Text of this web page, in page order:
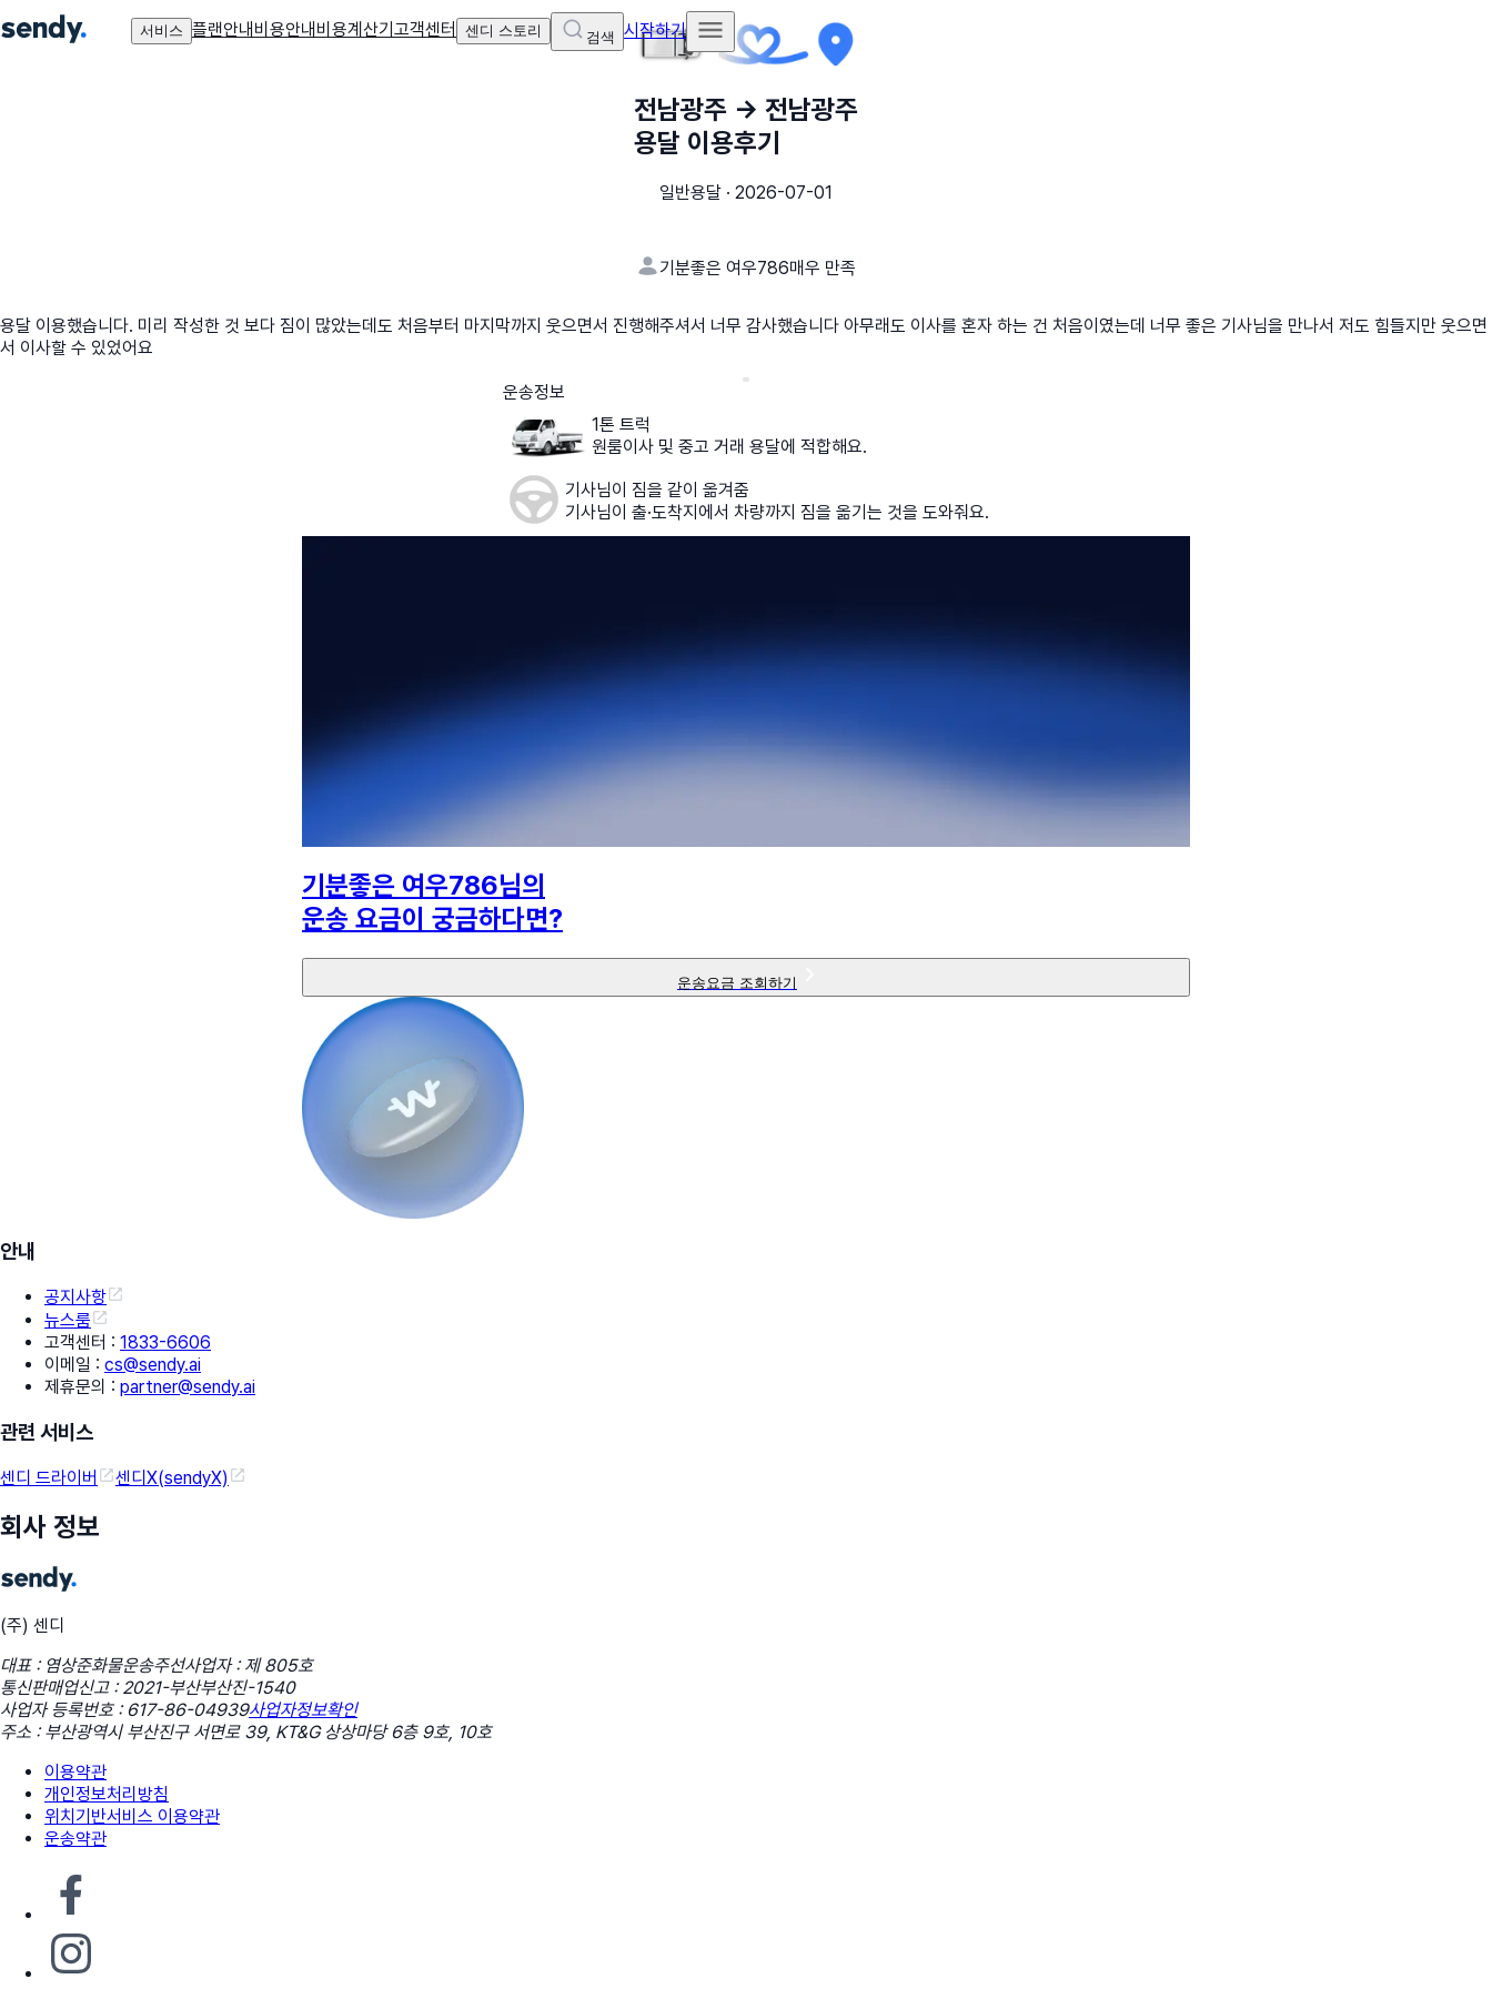
서비스 플랜안내비용안내비용계산기고객센터 센디 스토리 검색 시작하기
전남광주 → 전남광주
용달 이용후기
일반용달 · 2026-07-01
기분좋은 여우786매우 만족
용달 이용했습니다. 미리 작성한 것 보다 짐이 많았는데도 처음부터 마지막까지 웃으면서 진행해주셔서 너무 감사했습니다 아무래도 이사를 혼자 하는 건 처음이였는데 너무 좋은 기사님을 만나서 저도 힘들지만 웃으면
서 이사할 수 있었어요
운송정보
1톤 트럭
원룸이사 및 중고 거래 용달에 적합해요.
기사님이 짐을 같이 옮겨줌
기사님이 출·도착지에서 차량까지 짐을 옮기는 것을 도와줘요.
기분좋은 여우786님의
운송 요금이 궁금하다면?
운송요금 조회하기
안내
공지사항
뉴스룸
고객센터 : 1833-6606
이메일 : cs@sendy.ai
제휴문의 : partner@sendy.ai
관련 서비스
센디 드라이버 센디X(sendyX)
회사 정보
(주) 센디
대표 : 염상준화물운송주선사업자 : 제 805호
통신판매업신고 : 2021-부산부산진-1540
사업자 등록번호 : 617-86-04939사업자정보확인
주소 : 부산광역시 부산진구 서면로 39, KT&G 상상마당 6층 9호, 10호
이용약관
개인정보처리방침
위치기반서비스 이용약관
운송약관